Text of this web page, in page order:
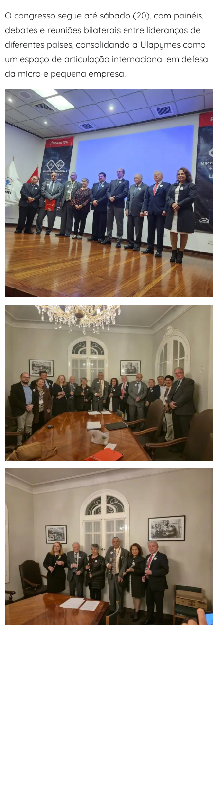
O congresso segue até sábado (20), com painéis,
debates e reuniões bilaterais entre lideranças de
diferentes países, consolidando a Ulapymes como
um espaço de articulação internacional em defesa
da micro e pequena empresa.